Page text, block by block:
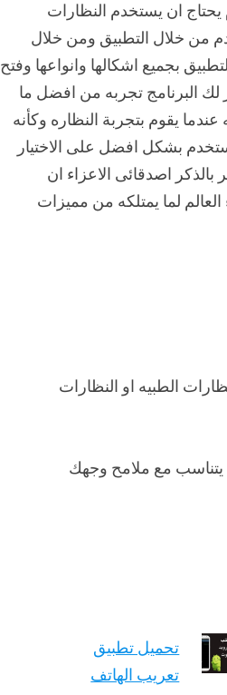
ان يستخدم النظارات
من خلال التطبيق ومن خلال
بجميع اشكالها وانواعها وفتح
لك البرنامج تجربه من افضل ما
يقوم بتجربة النظاره وكأنه
بشكل افضل على الاختيار
بالذكر اصدقائى الاعزاء ان
العالم لما يمتلكه من مميزات
الطبيه او النظارات
مع ملامح وجهك
تحميل تطبيق
تعريب الهاتف